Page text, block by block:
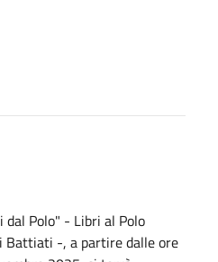
Polo" - Libri al Polo
Battiati -, a partire dalle ore